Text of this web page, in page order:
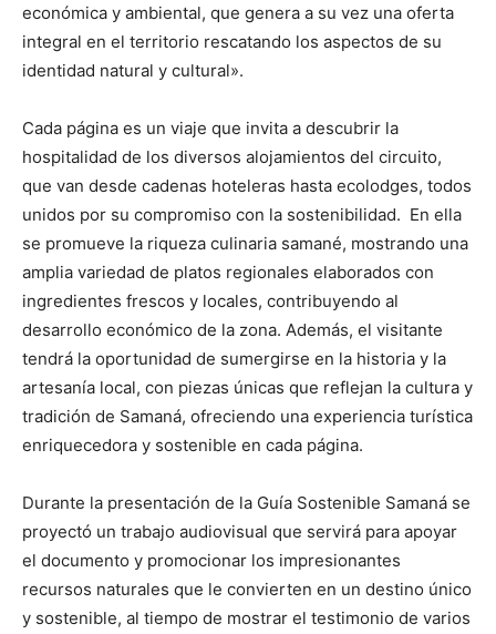
económica y ambiental, que genera a su vez una oferta
integral en el territorio rescatando los aspectos de su
identidad natural y cultural».
Cada página es un viaje que invita a descubrir la
hospitalidad de los diversos alojamientos del circuito,
que van desde cadenas hoteleras hasta ecolodges, todos
unidos por su compromiso con la sostenibilidad. En ella
se promueve la riqueza culinaria samané, mostrando una
amplia variedad de platos regionales elaborados con
ingredientes frescos y locales, contribuyendo al
desarrollo económico de la zona. Además, el visitante
tendrá la oportunidad de sumergirse en la historia y la
artesanía local, con piezas únicas que reflejan la cultura y
tradición de Samaná, ofreciendo una experiencia turística
enriquecedora y sostenible en cada página.
Durante la presentación de la Guía Sostenible Samaná se
proyectó un trabajo audiovisual que servirá para apoyar
el documento y promocionar los impresionantes
recursos naturales que le convierten en un destino único
y sostenible, al tiempo de mostrar el testimonio de varios